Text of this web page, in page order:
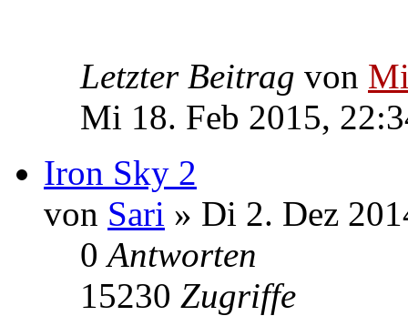
Letzter Beitrag von
Mi 18. Feb 2015,
Iron Sky 2
von Sari » Di 2. Dez
0Antworten
15230 Zugriffe